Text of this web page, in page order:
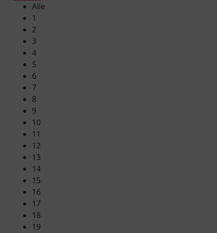
Alle
1
2
3
4
5
6
7
8
9
10
11
12
13
14
15
16
17
18
19